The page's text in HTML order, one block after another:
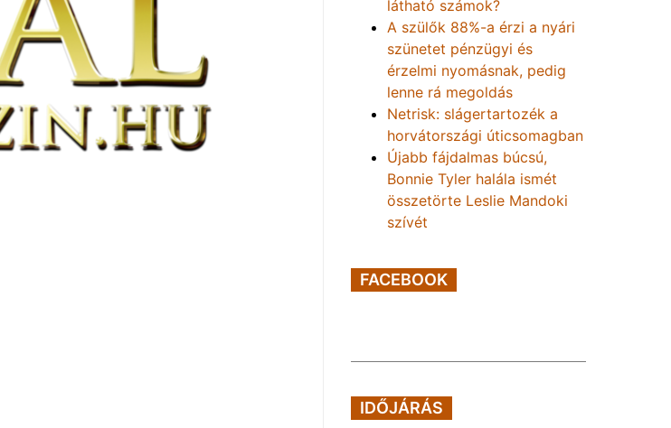
látható számok?
A szülők 88%-a érzi a nyári
szünetet pénzügyi és
érzelmi nyomásnak, pedig
lenne rá megoldás
Netrisk: slágertartozék a
horvátországi úticsomagban
Újabb fájdalmas búcsú,
Bonnie Tyler halála ismét
összetörte Leslie Mandoki
szívét
FACEBOOK
IDŐJÁRÁS